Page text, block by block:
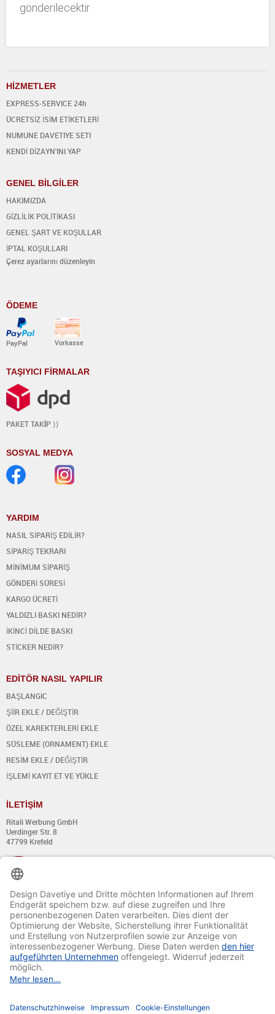
gönderilecektir.
HİZMETLER
EXPRESS-SERVICE 24h
ÜCRETSİZ İSİM ETİKETLERİ
NUMUNE DAVETIYE SETI
KENDİ DİZAYN'INI YAP
GENEL BİLGİLER
HAKIMIZDA
GİZLİLİK POLİTİKASI
GENEL ŞART VE KOŞULLAR
İPTAL KOŞULLARI
Çerez ayarlarını düzenleyin
ÖDEME
PayPal Vorkasse
TAŞIYICI FİRMALAR
PAKET TAKİP ⟩⟩
SOSYAL MEDYA
YARDIM
NASIL SİPARİŞ EDİLİR?
SİPARİŞ TEKRARI
MİNİMUM SİPARİŞ
GÖNDERİ SÜRESİ
KARGO ÜCRETİ
YALDIZLI BASKI NEDİR?
İKİNCİ DİLDE BASKI
STİCKER NEDİR?
EDİTÖR NASIL YAPILIR
BAŞLANGIC
ŞİİR EKLE / DEĞİŞTİR
ÖZEL KAREKTERLERİ EKLE
SÜSLEME (ORNAMENT) EKLE
RESİM EKLE / DEĞİŞTİR
İŞLEMİ KAYIT ET VE YÜKLE
İLETİŞİM
Ritali Werbung GmbH
Uerdinger Str. 8
47799 Krefeld
+49 (0) 21 51 - 7 633 633
Pazartesi - Perşembe:
8:00´dan 13:00´a kadar
Ve 14:00´dan 17:00´a kadar
Cuma:
8:00´dan 13:00´a kadar
Ve 14:00´dan 15:30´a kadar
E-mail: info@davetiye.de